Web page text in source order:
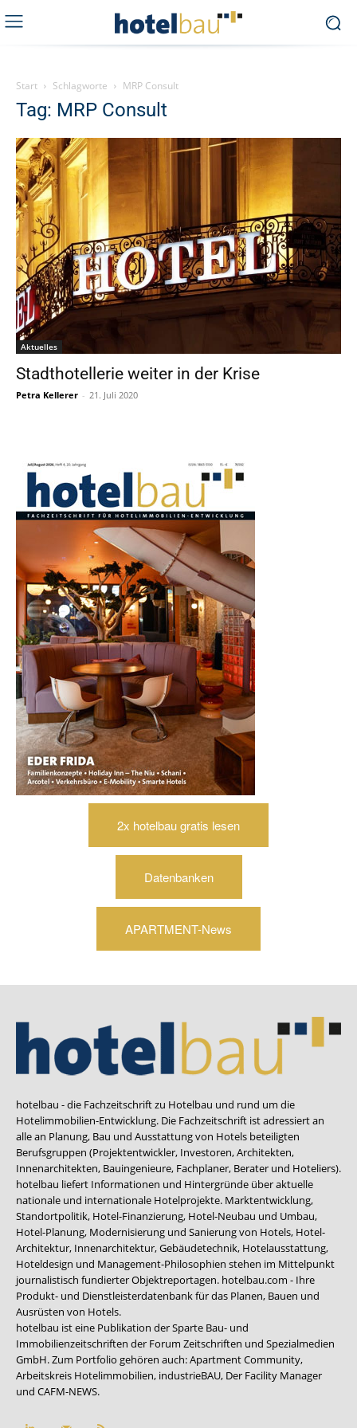
Start Schlagworte MRP Consult
Tag: MRP Consult
Aktuelles
Stadthotellerie weiter in der Krise
Petra Kellerer - 21. Juli 2020
2x hotelbau gratis lesen
Datenbanken
APARTMENT-News
hotelbau - die Fachzeitschrift zu Hotelbau und rund um die
Hotelimmobilien-Entwicklung. Die Fachzeitschrift ist adressiert an
alle an Planung, Bau und Ausstattung von Hotels beteiligten
Berufsgruppen (Projektentwickler, Investoren, Architekten,
Innenarchitekten, Bauingenieure, Fachplaner, Berater und Hoteliers).
hotelbau liefert Informationen und Hintergründe über aktuelle
nationale und internationale Hotelprojekte. Marktentwicklung,
Standortpolitik, Hotel-Finanzierung, Hotel-Neubau und Umbau,
Hotel-Planung, Modernisierung und Sanierung von Hotels, Hotel-
Architektur, Innenarchitektur, Gebäudetechnik, Hotelausstattung,
Hoteldesign und Management-Philosophien stehen im Mittelpunkt
journalistisch fundierter Objektreportagen. hotelbau.com - Ihre
Produkt- und Dienstleisterdatenbank für das Planen, Bauen und
Ausrüsten von Hotels.
hotelbau ist eine Publikation der Sparte Bau- und
Immobilienzeitschriften der Forum Zeitschriften und Spezialmedien
GmbH. Zum Portfolio gehören auch:Apartment Community,
Arbeitskreis Hotelimmobilien, industrieBAU, Der Facility Manager
und CAFM-NEWS.